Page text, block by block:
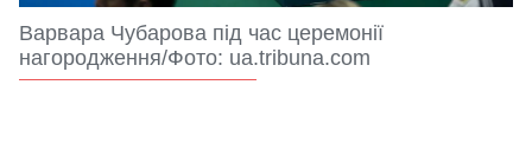
Варвара Чубарова під час церемонії
нагородження/Фото: ua.tribuna.com